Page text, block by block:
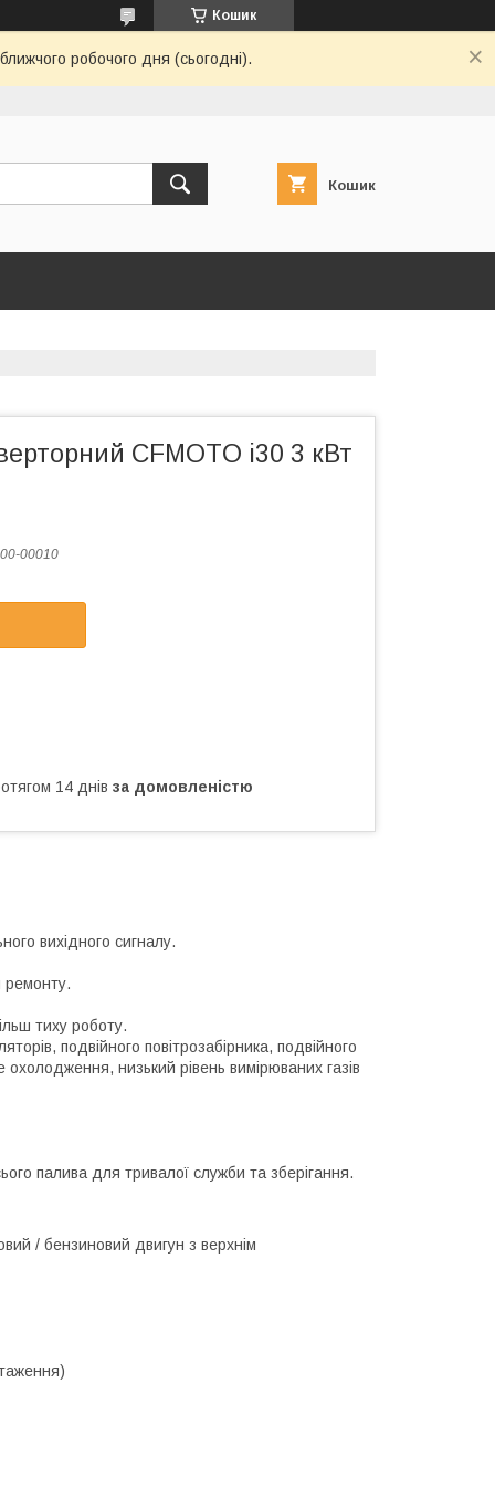
Кошик
робочого дня (сьогодні).
Кошик
CFMOTO i30 3 кВт
00010
14 днів за домовленістю
вихідного сигналу.
ремонту.
тиху роботу.
подвійного повітрозабірника, подвійного
низький рівень вимірюваних газів
палива для тривалої служби та зберігання.
/ бензиновий двигун з верхнім